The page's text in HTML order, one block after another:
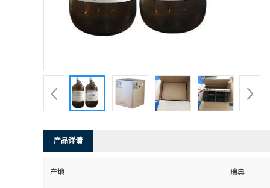
产品详请
产地 瑞典